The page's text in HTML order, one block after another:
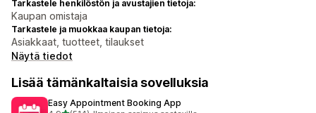
Tarkastele henkilöstön ja avustajien tietoja:
Kaupan omistaja
Tarkastele ja muokkaa kaupan tietoja:
Asiakkaat, tuotteet, tilaukset
Näytä tiedot
Lisää tämänkaltaisia sovelluksia
Easy Appointment Booking App